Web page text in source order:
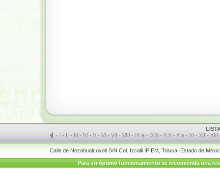
- I- II- III- IV-V-VI-VII-VIII- IX a - IX b - X b - X a - XI- XII- XIII
Calle de Nezahualcoyotl S/N Col. Izcalli IPIEM, Toluca, Estado de
Para un óptimo funcionamiento se recomienda una